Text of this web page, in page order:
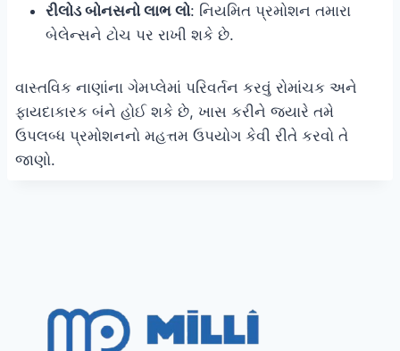
રીલોડ બોનસનો લાભ લો: નિયમિત પ્રમોશન તમારા
બેલેન્સને ટોચ પર રાખી શકે છે.
વાસ્તવિક નાણાંના ગેમપ્લેમાં પરિવર્તન કરવું રોમાંચક અને
ફાયદાકારક બંને હોઈ શકે છે, ખાસ કરીને જ્યારે તમે
ઉપલબ્ધ પ્રમોશનનો મહત્તમ ઉપયોગ કેવી રીતે કરવો તે
જાણો.